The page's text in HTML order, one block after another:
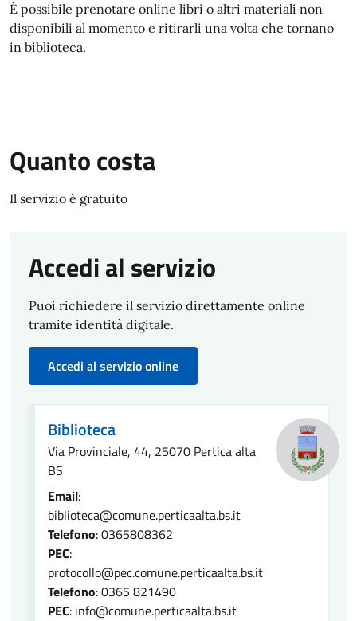
È possibile prenotare online libri o altri materiali non
disponibili al momento e ritirarli una volta che tornano
in biblioteca.
Quanto costa
Il servizio è gratuito
Accedi al servizio
Puoi richiedere il servizio direttamente online
tramite identità digitale.
Accedi al servizio online
Biblioteca
Via Provinciale, 44, 25070 Pertica alta
BS
Email:
biblioteca@comune.perticaalta.bs.it
Telefono: 0365808362
PEC:
protocollo@pec.comune.perticaalta.bs.it
Telefono: 0365 821490
PEC: info@comune.perticaalta.bs.it